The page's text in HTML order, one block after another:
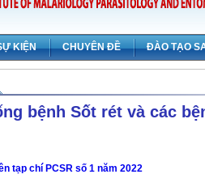
KIỆN CHUYÊN ĐỀ ĐÀO TẠO
bệnh Sốt rét và các
tạp chí PCSR số 1 năm 2022